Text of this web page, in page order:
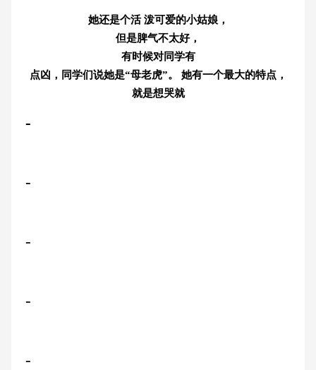
她还是个活 泼可爱的小姑娘，
但是脾气不太好，
有时候对同学有
点凶，同学们说她是“母老虎”。 她有一个最大的特点，
就是想哭就
-
-
-
-
-